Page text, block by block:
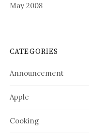
May 2008
CATEGORIES
Announcement
Apple
Cooking